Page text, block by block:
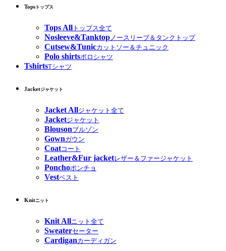
Tops トップス
Tops All トップス全て
Nosleeve&Tanktop ノースリーブ＆タンクトップ
Cutsew&Tunicカットソー＆チュニック
Polo shirtsポロシャツ
TshirtsTシャツ
Jacketジャケット
Jacket Allジャケット全て
Jacketジャケット
Blousonブルゾン
Gownガウン
Coatコート
Leather&Fur jacketレザー＆ファージャケット
Ponchoポンチョ
Vestベスト
Knitニット
Knit Allニット全て
Sweaterセーター
Cardiganカーディガン